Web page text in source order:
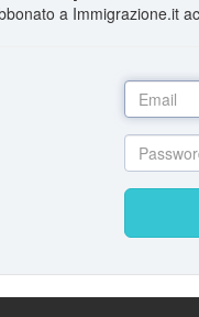
a Immigrazione.it